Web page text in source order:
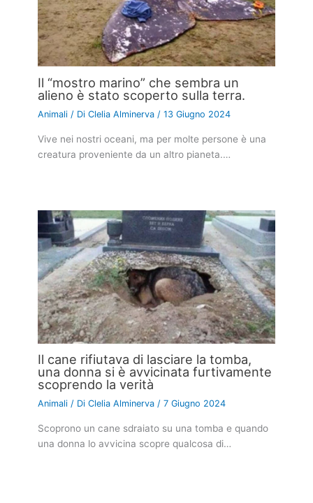
Il “mostro marino” che sembra un
alieno è stato scoperto sulla terra.
Animali / DiClelia Alminerva/13 Giugno 2024
Vive nei nostri oceani, ma per molte persone è una
creatura proveniente da un altro pianeta.…
Il cane rifiutava di lasciare la tomba,
una donna si è avvicinata furtivamente
scoprendo la verità
Animali / DiClelia Alminerva/7 Giugno 2024
Scoprono un cane sdraiato su una tomba e quando
una donna lo avvicina scopre qualcosa di…